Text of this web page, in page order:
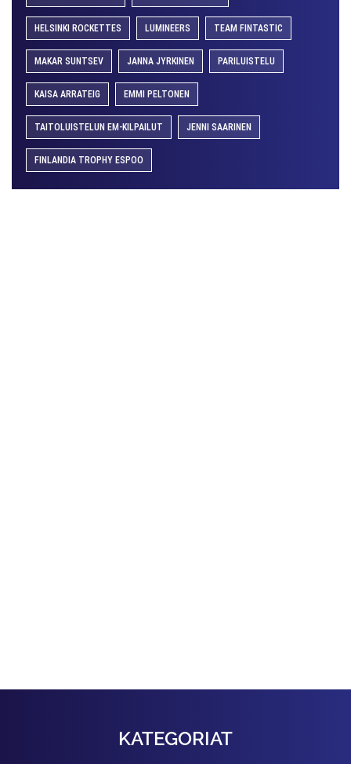
HELSINKI ROCKETTES LUMINEERS TEAM FINTASTIC
MAKAR SUNTSEV JANNA JYRKINEN PARILUISTELU
KAISA ARRATEIG EMMI PELTONEN
TAITOLUISTELUN EM-KILPAILUT JENNI SAARINEN
FINLANDIA TROPHY ESPOO
KATEGORIAT